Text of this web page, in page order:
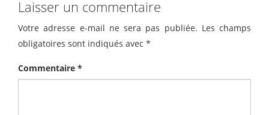
Laisser un commentaire
Votre adresse e-mail ne sera pas publiée. Les champs
obligatoires sont indiqués avec *
Commentaire *